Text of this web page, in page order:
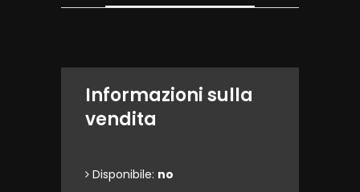
Informazioni sulla
vendita
Disponibile: no